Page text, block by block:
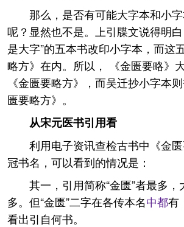
那么，是否有可能大字本和小
呢？显然也不是。上引牒文说得明
是大字”的五本书改印小字本，而这
略方》在内。所以， 《金匮要略》
《金匮要略方》，而吴迁抄小字本
匮要略方》。
从宋元医书引用看
利用电子资讯查检古书中《金
冠书名，可以看到的情况是：
其一，引用简称“金匮”者最多，
多。但“金匮”二字在各传本名中都有
看出引自何书。